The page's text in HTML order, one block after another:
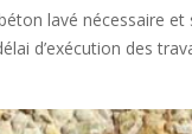
lavé nécessaire et
d’exécution des